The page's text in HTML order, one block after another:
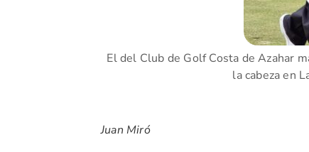
El del Club de Golf Costa de Azahar
la cabeza en
Juan Miró